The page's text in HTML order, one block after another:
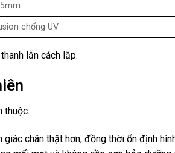
chống UV
lẫn cách lắp.
thuộc.
chân thật hơn, đồng thời ổn định